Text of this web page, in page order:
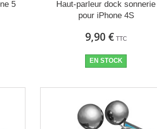
5
Haut-parleur dock sonnerie
pour iPhone 4S
9,90 € TTC
EN STOCK